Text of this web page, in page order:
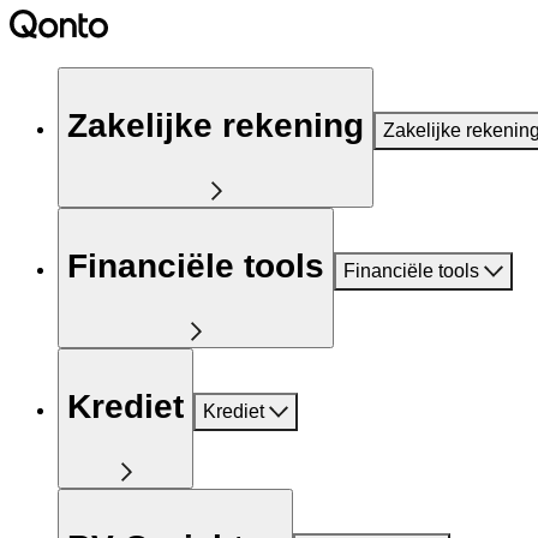
Zakelijke rekening Zakelijke
Financiële tools Financiële tools
Krediet Krediet